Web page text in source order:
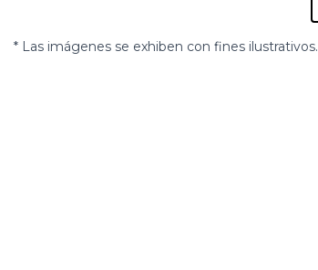
* Las imágenes se exhiben con fines ilustrativos.